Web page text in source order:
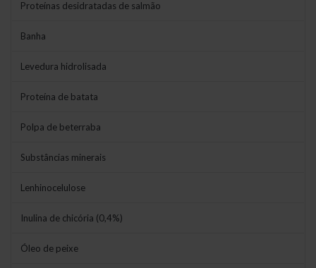
Proteínas desidratadas de salmão
Banha
Levedura hidrolisada
Proteína de batata
Polpa de beterraba
Substâncias minerais
Lenhinocelulose
Inulina de chicória (0,4%)
Óleo de peixe